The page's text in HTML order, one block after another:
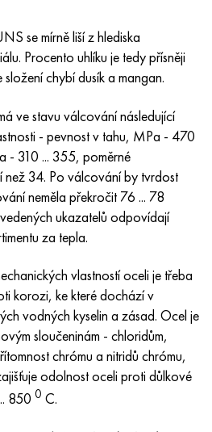
se mírně liší z hlediska
Procento uhlíku je tedy přísněji
chybí dusík a mangan.
ve stavu válcování následující
- pevnost v tahu, MPa - 470
- 310 ... 355, poměrné
než 34. Po válcování by tvrdost
neměla překročit 76 ... 78
ukazatelů odpovídají
za tepla.
vlastností oceli je třeba
korozi, ke které dochází v
vodných kyselin a zásad. Ocel je
sloučeninám - chloridům,
chrómu a nitridů chrómu,
odolnost oceli proti důlkové
850 0 С.
uns s45500
2-5
3